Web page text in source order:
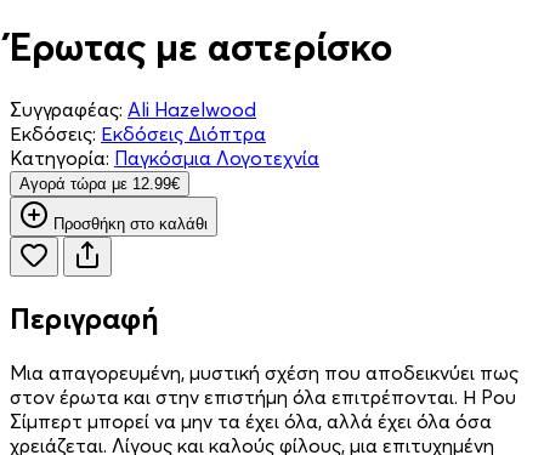
Έρωτας με αστερίσκο
Συγγραφέας: Ali Hazelwood
Εκδόσεις: Εκδόσεις Διόπτρα
Κατηγορία: Παγκόσμια Λογοτεχνία
Aγορά τώρα με 12.99€
Προσθήκη στο καλάθι
Περιγραφή
Μια απαγορευμένη, μυστική σχέση που αποδεικνύει πως
στον έρωτα και στην επιστήμη όλα επιτρέπονται. Η Ρου
Σίμπερτ μπορεί να μην τα έχει όλα, αλλά έχει όλα όσα
χρειά­ζεται. Λίγους και καλούς φίλους, μια επιτυχημένη